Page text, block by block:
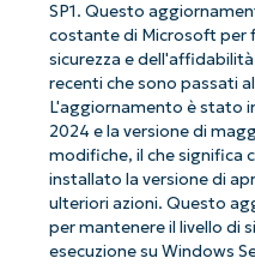
SP1. Questo
costante di Microsoft per
sicurezza e
recenti che sono passati
L'aggiornamento è stato
2024 e la versione di
modifiche, il che significa
installato la versione di
ulteriori azioni. Questo
per mantenere il livello di
esecuzione su Windows